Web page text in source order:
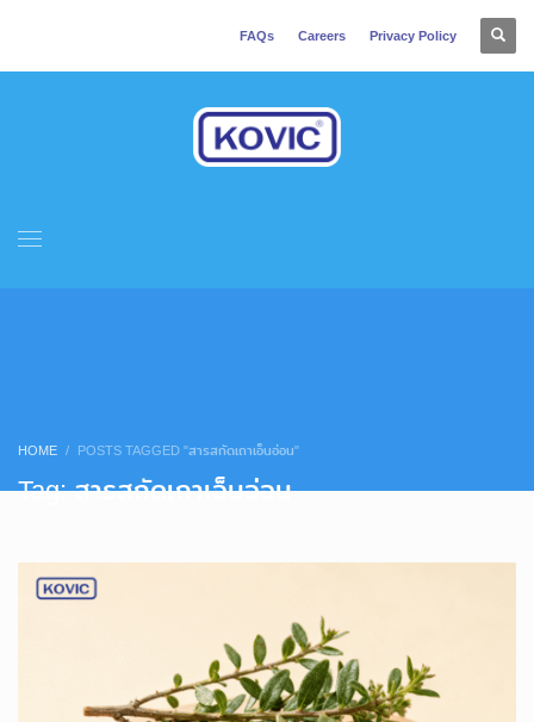
FAQs Careers Privacy Policy
HOME POSTS TAGGED "สารสกัดเถาเอ็นอ่อน"
Tag: สารสกัดเถาเอ็นอ่อน